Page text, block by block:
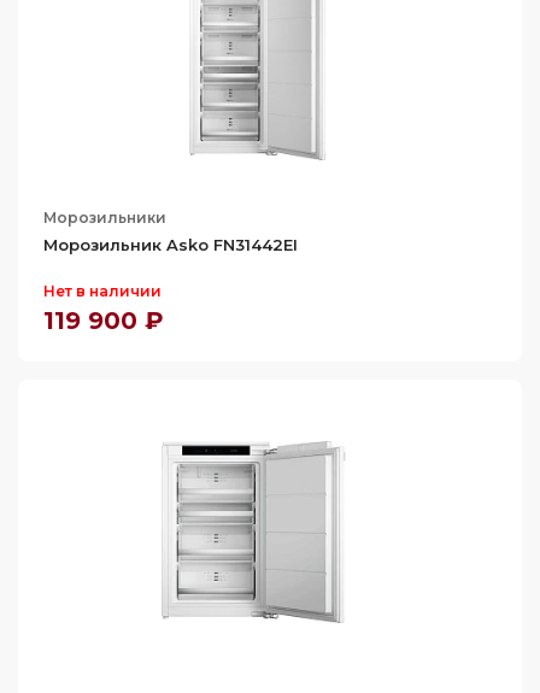
Морозильники
Морозильник Asko FN31442EI
Нет в наличии
119 900 ₽